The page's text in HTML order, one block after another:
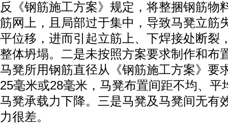
反《钢筋施工方案》规定，将整捆钢筋物
筋网上，且局部过于集中，导致马凳立筋
平位移，进而引起立筋上、下焊接处断裂
整体坍塌。二是未按照方案要求制作和布
马凳所用钢筋直径从《钢筋施工方案》要
25毫米或28毫米，马凳布置间距不均、平
马凳承载力下降。三是马凳及马凳间无有
力很差。